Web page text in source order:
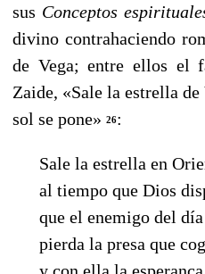
sus Conceptos
divino contrahaciendo
de Vega; entre ellos el
Zaide, «Sale la estrella
sol se pone» 26:
Sale la estrella en
al tiempo que Dios
que el enemigo del día
pierda la presa que